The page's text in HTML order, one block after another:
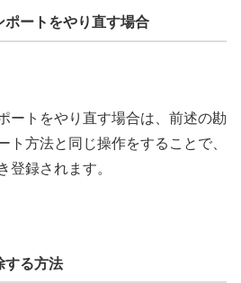
ートをやり直す場合
ートをやり直す場合は、前述の勘
ト方法と同じ操作をすることで、
登録されます。
する方法